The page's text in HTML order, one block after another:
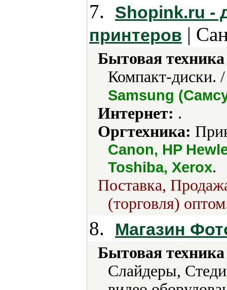
7.
Shopink.ru -
принтеров |
Бытовая
Компакт-диски.
Samsung
Интернет: .
Оргтехника:
Canon, HP
Toshiba, Xerox.
Поставка,
(торговля)
8. Магазин
Бытовая
Слайдеры,